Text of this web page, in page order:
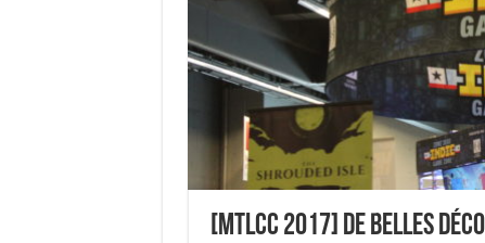
[MTLCC 2017] De belles